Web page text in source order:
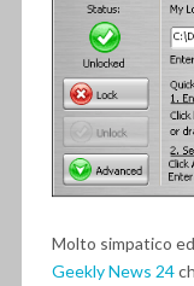
Molto simpatico
Geekly News 24